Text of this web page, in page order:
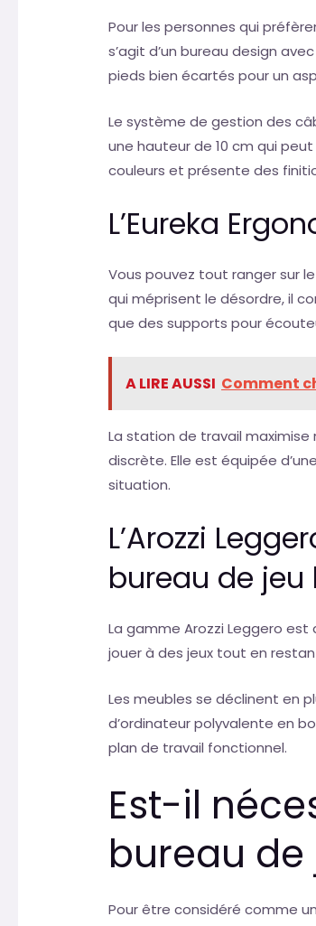
Pour les personnes qui
s’agit d’un bureau design
pieds bien écartés pour un
Le système de gestion des
une hauteur de 10 cm qui
couleurs et présente des
L’Eureka
Vous pouvez tout ranger sur
qui méprisent le désordre, il
que des supports pour
A LIRE AUSSI Comment
La station de travail
discrète. Elle est équipée
situation.
L’Arozzi
bureau de jeu
La gamme Arozzi Leggero
jouer à des jeux tout en
Les meubles se déclinent en
d’ordinateur polyvalente en
plan de travail fonctionnel.
Est-il
bureau de
Pour être considéré comme